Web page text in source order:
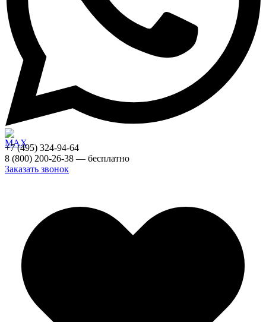
+7 (495) 324-94-64
8 (800) 200-26-38 — бесплатно
Заказать звонок